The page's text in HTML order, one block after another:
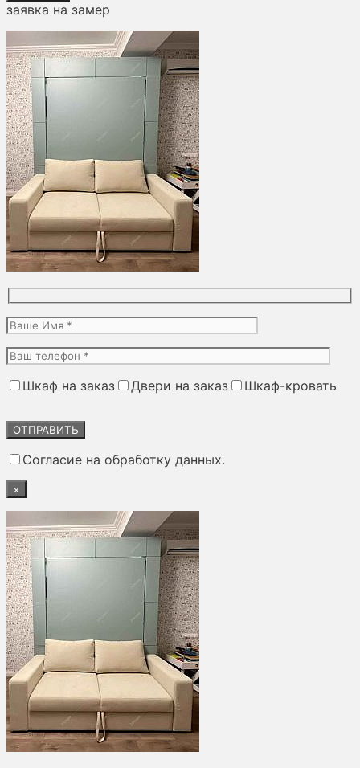
заявка на замер
Шкаф на заказ Двери на заказ
Шкаф-кровать
это
пустым.
Согласие на обработку данных.
×